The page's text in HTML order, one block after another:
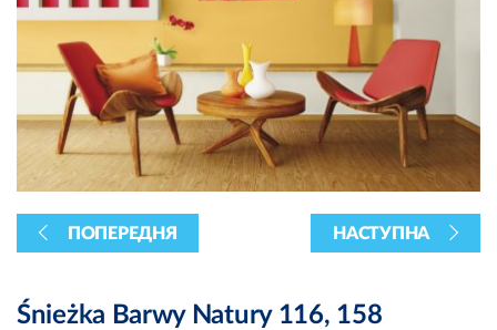
ПОПЕРЕДНЯ НАСТУПНА
Śnieżka Barwy Natury 116, 158